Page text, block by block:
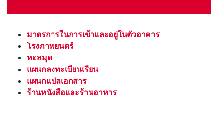
มาตรการในการเข้าและอยู่ในตัวอาคาร
โรงภาพยนตร์
หอสมุด
แผนกลงทะเบียนเรียน
แผนกแปลเอกสาร
ร้านหนังสือและร้านอาหาร